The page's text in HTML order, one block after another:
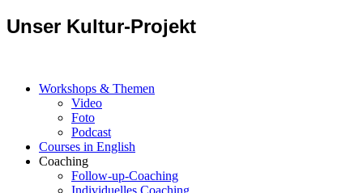
Unser Kultur-Projekt
Workshops & Themen
Video
Foto
Podcast
Courses in English
Coaching
Follow-up-Coaching
Individuelles Coaching